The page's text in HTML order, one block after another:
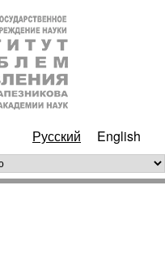
Русский English
меню